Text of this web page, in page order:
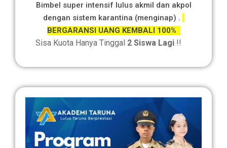
Bimbel super intensif lulus akmil dan akpol
dengan sistem karantina (menginap) .
BERGARANSI UANG KEMBALI 100%
Sisa Kuota Hanya Tinggal 2 Siswa Lagi !!